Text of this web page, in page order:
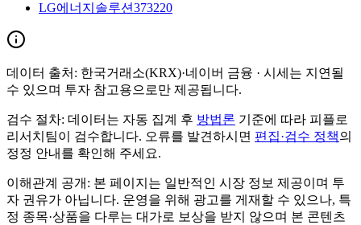
LG에너지솔루션373220
데이터 출처: 한국거래소(KRX)·네이버 금융 · 시세는 지연될
수 있으며 투자 참고용으로만 제공됩니다.
검수 절차: 데이터는 자동 집계 후 방법론 기준에 따라 피플로
리서치팀이 검수합니다. 오류를 발견하시면 편집·검수 정책의
정정 안내를 확인해 주세요.
이해관계 공개: 본 페이지는 일반적인 시장 정보 제공이며 투
자 권유가 아닙니다. 운영을 위해 광고를 게재할 수 있으나, 특
정 종목·상품을 다루는 대가로 보상을 받지 않으며 본 콘텐츠